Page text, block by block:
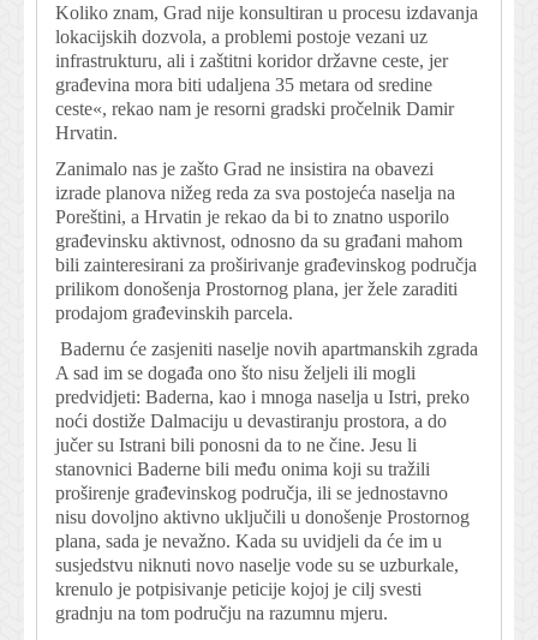
Koliko znam, Grad nije konsultiran u procesu izdavanja
lokacijskih dozvola, a problemi postoje vezani uz
infrastrukturu, ali i zaštitni koridor državne ceste, jer
građevina mora biti udaljena 35 metara od sredine
ceste«, rekao nam je resorni gradski pročelnik Damir
Hrvatin.
Zanimalo nas je zašto Grad ne insistira na obavezi
izrade planova nižeg reda za sva postojeća naselja na
Poreštini, a Hrvatin je rekao da bi to znatno usporilo
građevinsku aktivnost, odnosno da su građani mahom
bili zainteresirani za proširivanje građevinskog područja
prilikom donošenja Prostornog plana, jer žele zaraditi
prodajom građevinskih parcela.
Badernu će zasjeniti naselje novih apartmanskih zgrada
A sad im se događa ono što nisu željeli ili mogli
predvidjeti: Baderna, kao i mnoga naselja u Istri, preko
noći dostiže Dalmaciju u devastiranju prostora, a do
jučer su Istrani bili ponosni da to ne čine. Jesu li
stanovnici Baderne bili među onima koji su tražili
proširenje građevinskog područja, ili se jednostavno
nisu dovoljno aktivno uključili u donošenje Prostornog
plana, sada je nevažno. Kada su uvidjeli da će im u
susjedstvu niknuti novo naselje vode su se uzburkale,
krenulo je potpisivanje peticije kojoj je cilj svesti
gradnju na tom području na razumnu mjeru.